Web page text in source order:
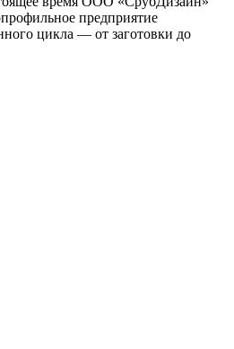
предприятие
цикла — от заготовки до